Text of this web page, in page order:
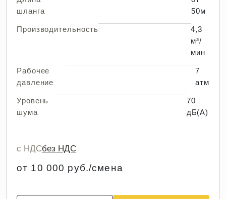
шланга
50м
Производительность
4,3
м³/
мин
Рабочее
давление
7
атм
Уровень
шума
70
дБ(А)
с НДСбез НДС
от 10 000 руб./смена